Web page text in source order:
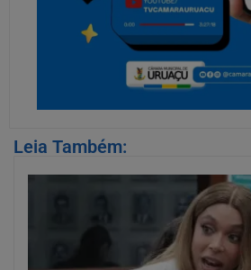
Leia Também: